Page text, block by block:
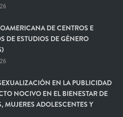
DE CENTROS E
DE ESTUDIOS DE GÉNERO
EN LA PUBLICIDAD
NOCIVO EN EL BIENESTAR DE
MUJERES ADOLESCENTES Y